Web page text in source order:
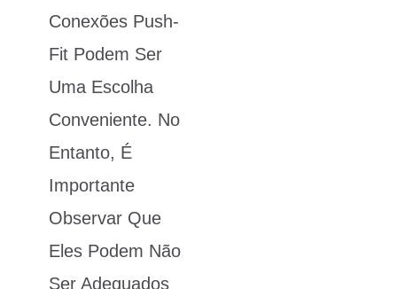
Conexões Push-
Fit Podem Ser
Uma Escolha
Conveniente. No
Entanto, É
Importante
Observar Que
Eles Podem Não
Ser Adequados